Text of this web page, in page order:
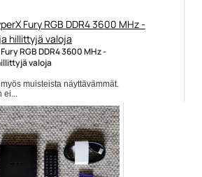
RGB DDR4 3600 MHz -
valoja
muisteista näyttävämmät.
ei...